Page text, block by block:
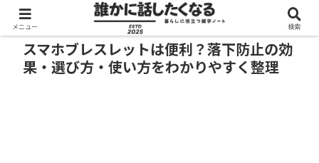
スマホブレスレットは便利？落下防止の効
果・選び方・使い方をわかりやすく整理
メニュー 検索